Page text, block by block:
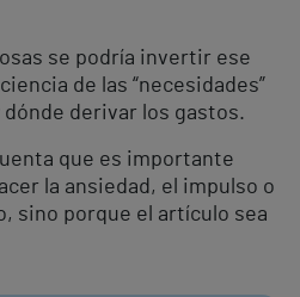
se podría invertir ese
de las “necesidades”
derivar los gastos.
que es importante
la ansiedad, el impulso o
sino porque el artículo sea